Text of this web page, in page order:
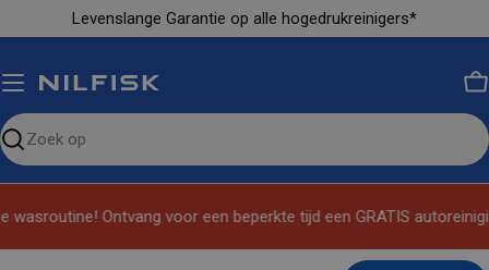
naar
Levenslange Garantie op alle hogedrukreinigers*
Zoeken
wasroutine! Ontvang voor een beperkte tijd een GRATIS